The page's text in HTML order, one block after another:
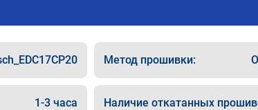
Метод прошивки:
1-3 часа Наличие откатанных